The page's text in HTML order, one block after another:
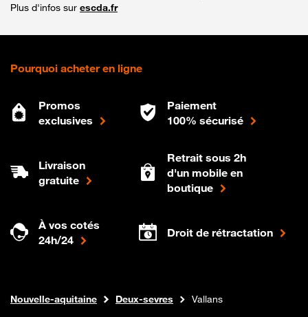
Plus d'infos sur escda.fr
Pourquoi acheter en ligne
Promos
exclusives
Paiement
100% sécurisé
Livraison
gratuite
Retrait sous 2h
d'un mobile en
boutique
À vos cotés
24h/24
Droit de rétractation
Boutique Orange
Internet fibre
Nouvelle-aquitaine Deux-sevres Vallans